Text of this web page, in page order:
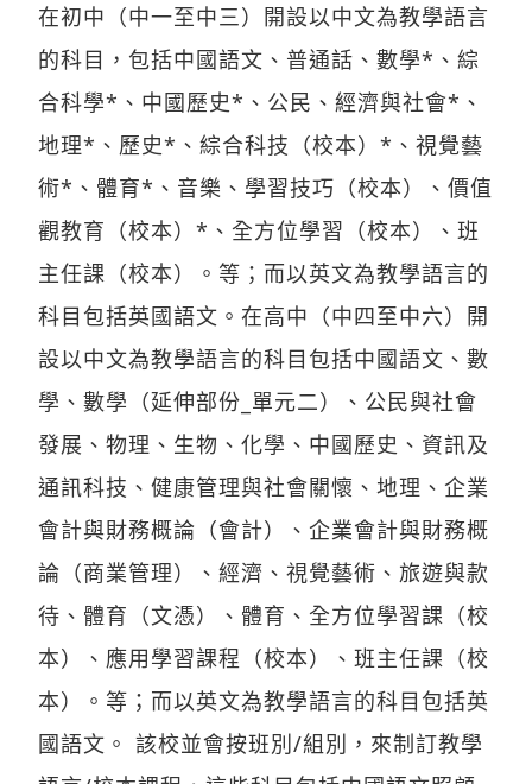
在初中（中一至中三）開設以中文為教學語言
的科目，包括中國語文、普通話、數學*、綜
合科學*、中國歷史*、公民、經濟與社會*、
地理*、歷史*、綜合科技（校本）*、視覺藝
術*、體育*、音樂、學習技巧（校本）、價值
觀教育（校本）*、全方位學習（校本）、班
主任課（校本）。等；而以英文為教學語言的
科目包括英國語文。在高中（中四至中六）開
設以中文為教學語言的科目包括中國語文、數
學、數學（延伸部份_單元二）、公民與社會
發展、物理、生物、化學、中國歷史、資訊及
通訊科技、健康管理與社會關懷、地理、企業
會計與財務概論（會計）、企業會計與財務概
論（商業管理）、經濟、視覺藝術、旅遊與款
待、體育（文憑）、體育、全方位學習課（校
本）、應用學習課程（校本）、班主任課（校
本）。等；而以英文為教學語言的科目包括英
國語文。 該校並會按班別/組別，來制訂教學